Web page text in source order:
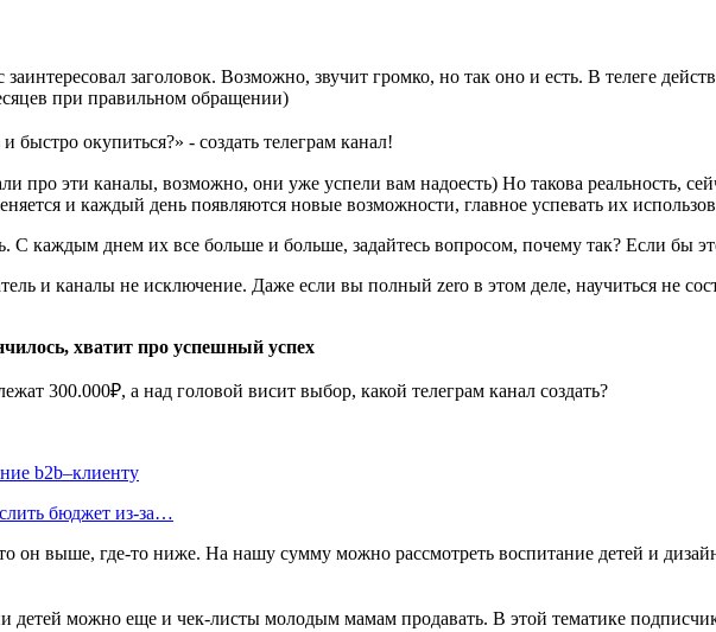
заголовок. Возможно, звучит громко, но так оно и есть. В телеге
при правильном обращении)
про эти каналы, возможно, они уже успели вам надоесть) Но такова реальность,
и каждый день появляются новые возможности, главное успевать их
С каждым днем их все больше и больше, задайтесь вопросом, почему так? Если бы
и каналы не исключение. Даже если вы полный zero в этом деле, научиться не
хватит про успешный успех
300.000₽, а над головой висит выбор, какой телеграм канал создать?
b2b–клиенту
бюджет из-за…
он выше, где-то ниже. На нашу сумму можно рассмотреть воспитание детей и
детей можно еще и чек-листы молодым мамам продавать. В этой тематике